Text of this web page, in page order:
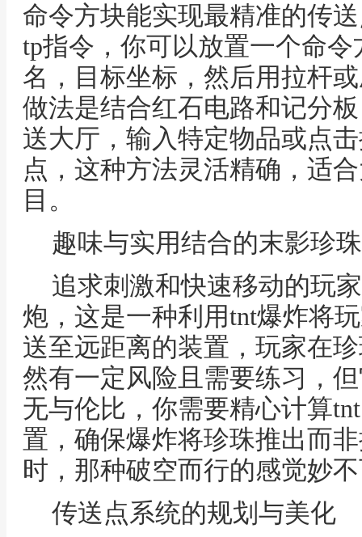
命令方块能实现最精准的传
tp指令，你可以放置一个命
名，目标坐标，然后用拉杆
做法是结合红石电路和记分
送大厅，输入特定物品或点
点，这种方法灵活精确，适
目。
趣味与实用结合的末影珍
追求刺激和快速移动的玩
炮，这是一种利用tnt爆炸将
送至远距离的装置，玩家在
然有一定风险且需要练习，
无与伦比，你需要精心计算
置，确保爆炸将珍珠推出而
时，那种破空而行的感觉妙
传送点系统的规划与美化